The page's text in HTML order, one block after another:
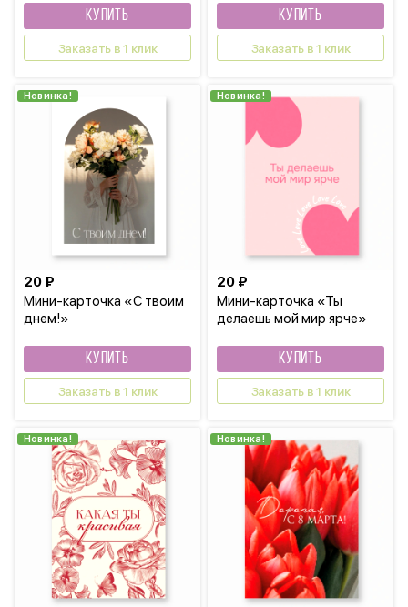
КУПИТЬ
Заказать в 1 клик
КУПИТЬ
Заказать в 1 клик
Новинка!
Мини-карточка «С твоим
днем!»
20 ₽
КУПИТЬ
Заказать в 1 клик
Новинка!
Мини-карточка «Ты
делаешь мой мир ярче»
20 ₽
КУПИТЬ
Заказать в 1 клик
Новинка! Новинка!